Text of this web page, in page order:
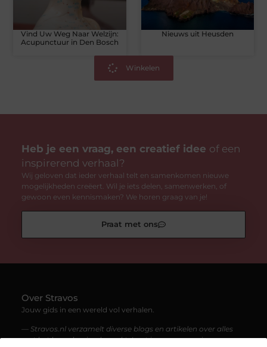
Vind Uw Weg Naar Welzijn:
Acupunctuur in Den Bosch
Nieuws uit Heusden
Winkelen
Heb je een vraag, een creatief idee of een
inspirerend verhaal?
Wij geloven dat ieder verhaal telt en samenkomen nieuwe
mogelijkheden creëert. Wil je iets delen, samenwerken, of
gewoon even kennismaken? We horen graag van je!
Praat met ons
Over Stravos
Jouw gids in een wereld vol verhalen.
— Stravos.nl verzamelt diverse blogs en artikelen over alles
wat het leven boeiend maakt. Laat je meenemen in een